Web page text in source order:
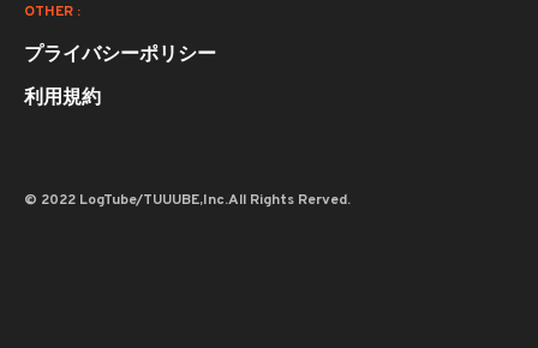
OTHER :
プライバシーポリシー
利用規約
© 2022 LogTube/TUUUBE,Inc.All Rights Rerved.